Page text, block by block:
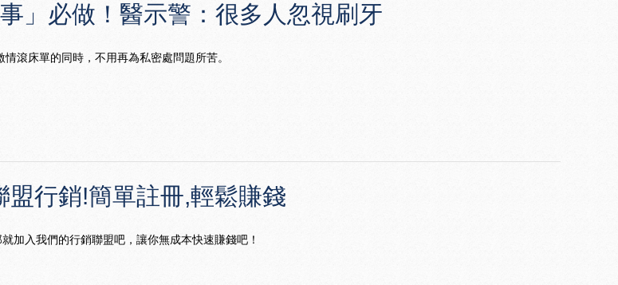
」必做！醫示警：很多人忽視刷牙
滾床單的同時，不用再為私密處問題所苦。
盟行銷!簡單註冊,輕鬆賺錢
加入我們的行銷聯盟吧，讓你無成本快速賺錢吧！